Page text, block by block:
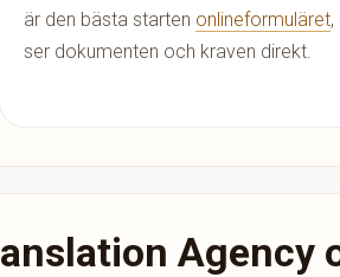
är den bästa starten onlineformuläret,
ser dokumenten och kraven direkt.
Agency